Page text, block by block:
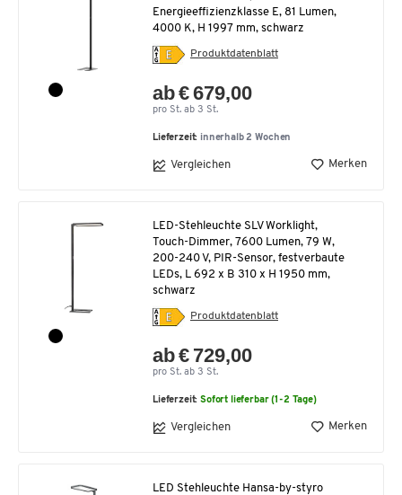
Energieeffizienzklasse E, 81 Lumen,
4000 K, H 1997 mm, schwarz
Produktdatenblatt
ab € 679,00
pro St. ab 3 St.
Lieferzeit: innerhalb 2 Wochen
Vergleichen Merken
LED-Stehleuchte SLV Worklight,
Touch-Dimmer, 7600 Lumen, 79 W,
200-240 V, PIR-Sensor, festverbaute
LEDs, L 692 x B 310 x H 1950 mm,
schwarz
Produktdatenblatt
ab € 729,00
pro St. ab 3 St.
Lieferzeit:Sofort lieferbar (1-2 Tage)
Vergleichen Merken
LED Stehleuchte Hansa-by-styro